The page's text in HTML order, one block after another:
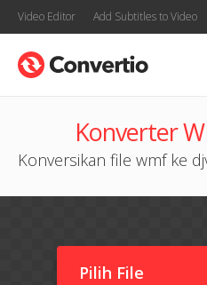
Video Editor Add Subtitles to Video
Konverter
Konversikan file wmf ke
Pilih File